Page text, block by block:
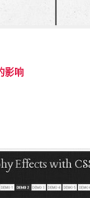
影响